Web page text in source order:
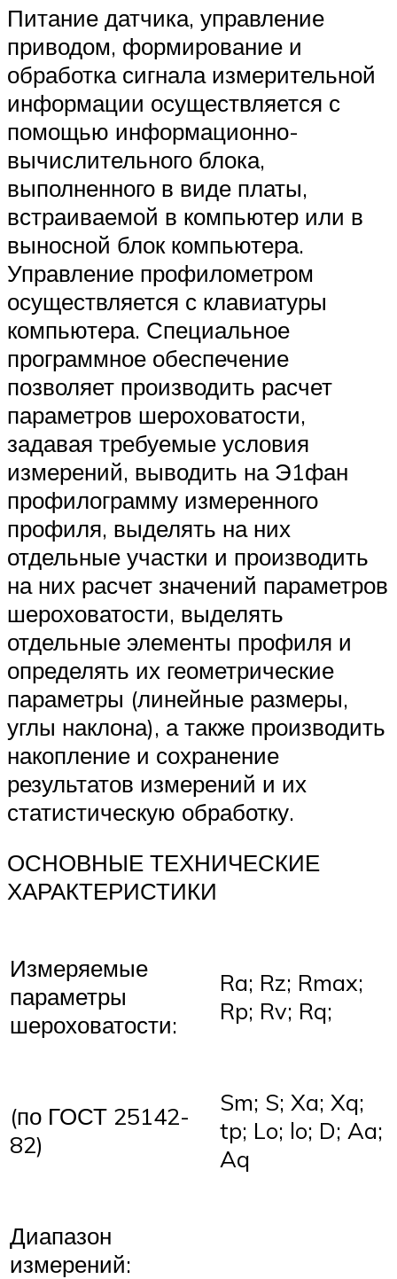
Питание датчика, управление
приводом, формирование и
обработка сигнала измерительной
информации осуществляется с
помощью информационно-
вычислительного блока,
выполненного в виде платы,
встраиваемой в компьютер или в
выносной блок компьютера.
Управление профилометром
осуществляется с клавиатуры
компьютера. Специальное
программное обеспечение
позволяет производить расчет
параметров шероховатости,
задавая требуемые условия
измерений, выводить на Э1фан
профилограмму измеренного
профиля, выделять на них
отдельные участки и производить
на них расчет значений параметров
шероховатости, выделять
отдельные элементы профиля и
определять их геометрические
параметры (линейные размеры,
углы наклона), а также производить
накопление и сохранение
результатов измерений и их
статистическую обработку.
ОСНОВНЫЕ ТЕХНИЧЕСКИЕ
ХАРАКТЕРИСТИКИ
Измеряемые
параметры
шероховатости:
Ra; Rz; Rmax;
Rp; Rv; Rq;
(по ГОСТ 25142-
82)
Sm; S; Xa; Xq;
tp; Lo; lo; D; Aa;
Aq
Диапазон
измерений: